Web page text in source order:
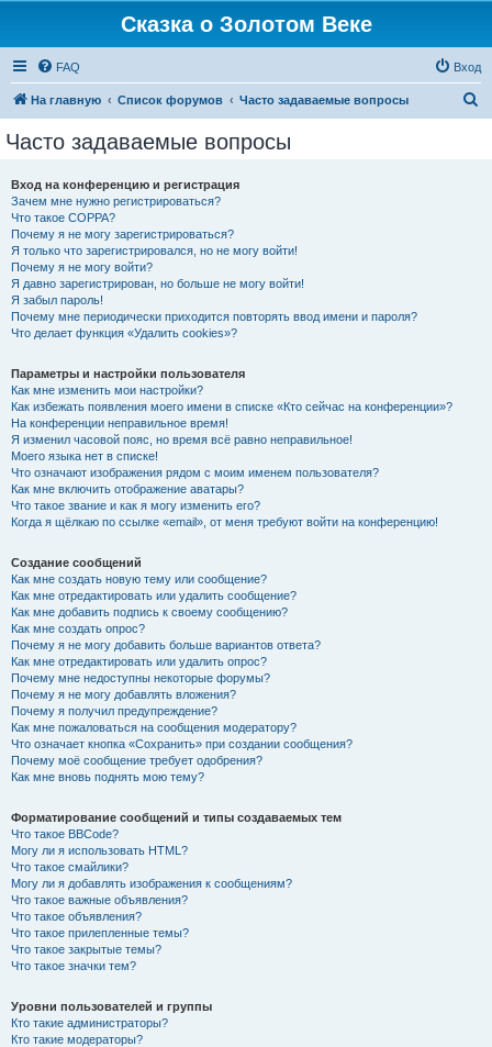
Сказка о Золотом Веке
FAQ Вход
На главную Список форумов Часто задаваемые вопросы
Часто задаваемые вопросы
Вход на конференцию и регистрация
Зачем мне нужно регистрироваться?
Что такое COPPA?
Почему я не могу зарегистрироваться?
Я только что зарегистрировался, но не могу войти!
Почему я не могу войти?
Я давно зарегистрирован, но больше не могу войти!
Я забыл пароль!
Почему мне периодически приходится повторять ввод имени и пароля?
Что делает функция «Удалить cookies»?
Параметры и настройки пользователя
Как мне изменить мои настройки?
Как избежать появления моего имени в списке «Кто сейчас на конференции»?
На конференции неправильное время!
Я изменил часовой пояс, но время всё равно неправильное!
Моего языка нет в списке!
Что означают изображения рядом с моим именем пользователя?
Как мне включить отображение аватары?
Что такое звание и как я могу изменить его?
Когда я щёлкаю по ссылке «email», от меня требуют войти на конференцию!
Создание сообщений
Как мне создать новую тему или сообщение?
Как мне отредактировать или удалить сообщение?
Как мне добавить подпись к своему сообщению?
Как мне создать опрос?
Почему я не могу добавить больше вариантов ответа?
Как мне отредактировать или удалить опрос?
Почему мне недоступны некоторые форумы?
Почему я не могу добавлять вложения?
Почему я получил предупреждение?
Как мне пожаловаться на сообщения модератору?
Что означает кнопка «Сохранить» при создании сообщения?
Почему моё сообщение требует одобрения?
Как мне вновь поднять мою тему?
Форматирование сообщений и типы создаваемых тем
Что такое BBCode?
Могу ли я использовать HTML?
Что такое смайлики?
Могу ли я добавлять изображения к сообщениям?
Что такое важные объявления?
Что такое объявления?
Что такое прилепленные темы?
Что такое закрытые темы?
Что такое значки тем?
Уровни пользователей и группы
Кто такие администраторы?
Кто такие модераторы?